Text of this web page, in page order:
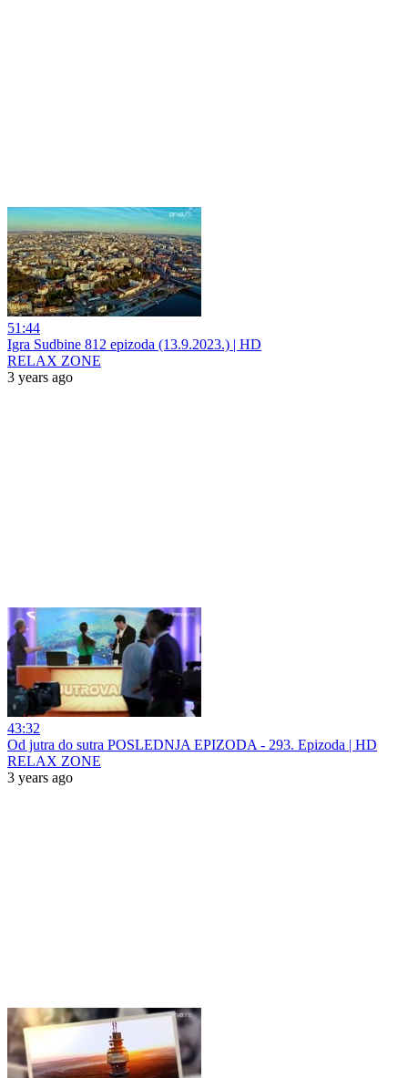
51:44
Igra Sudbine 812 epizoda (13.9.2023.) | HD
RELAX ZONE
3 years ago
43:32
Od jutra do sutra POSLEDNJA EPIZODA - 293. Epizoda | HD
RELAX ZONE
3 years ago